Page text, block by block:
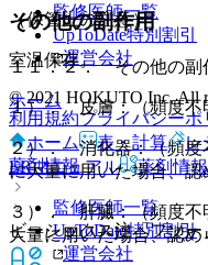
（保管上の注意）
室温保存。
ホーム
薬剤情報
ビーシックス注「フソ
その他の副作用
１１．２． その他の副
１）． 皮膚：（頻度不
２）． 消化器：（頻度
に大量に用いた場合、認
３）． 肝臓：（頻度不
大量に用いた場合、認め
監修医師一覧
UpToDate特別割引
運営会社
© 2021 HOKUTO Inc. All
利用規約プライバシーポ
ホーム
表・計算 レ
ERマニュアル
薬剤情報
監修医師一覧
UpToDate特別割引
運営会社